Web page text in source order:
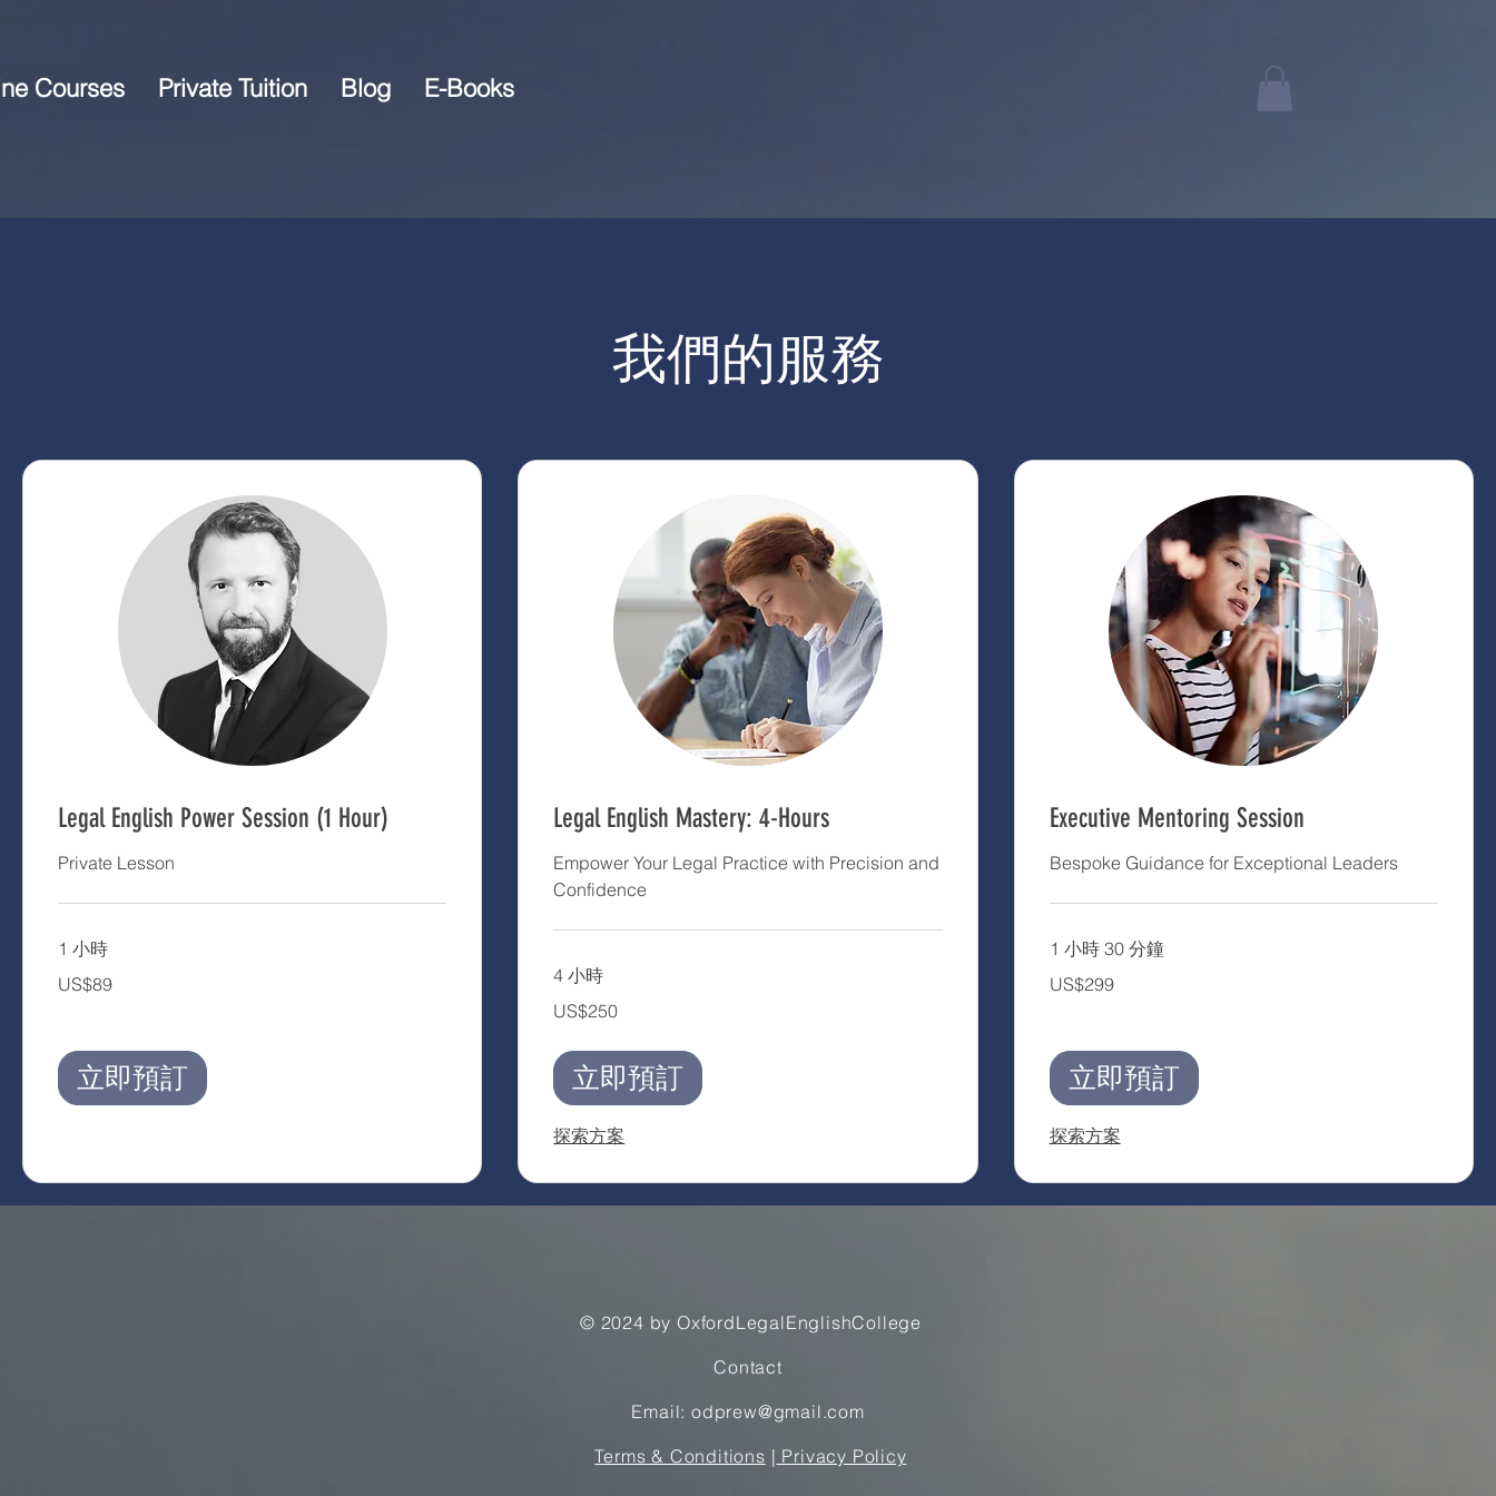
Courses Private Tuition Blog E-Books
我們的服務
Legal English Power Session (1 Hour)
Private Lesson
1 小時
美
US$89
立即預訂
Legal English Mastery: 4-Hours
Empower Your Legal Practice with Precision and
Confidence
4 小時
美
US$250
立即預訂
探索方案
Executive Mentoring Session
Bespoke Guidance for Exceptional Leaders
1 小時 30 分鐘
美
US$299
立即預訂
探索方案
© 2024 by OxfordLegalEnglishCollege
Contact
Email: odprew@gmail.com
Terms & Conditions | Privacy Policy